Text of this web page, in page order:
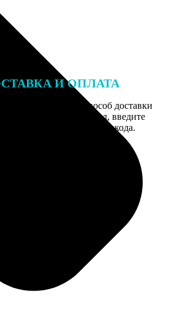
И ОПЛАТА
адрес и выберите способ доставки
Если у вас есть промокод, введите
поле для промокода.